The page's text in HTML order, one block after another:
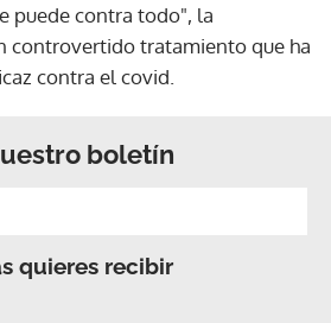
puede contra todo", la
controvertido tratamiento que ha
contra el covid.
boletín
quieres recibir